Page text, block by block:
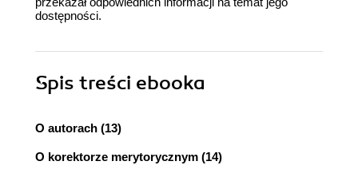
dostępności.
Spis treści ebooka
O autorach (13)
O korektorze merytorycznym (14)